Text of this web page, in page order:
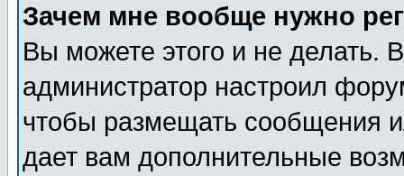
Зачем мне вообще нужно
Вы можете этого и не делать.
администратор настроил
чтобы размещать сообщения
дает вам дополнительные